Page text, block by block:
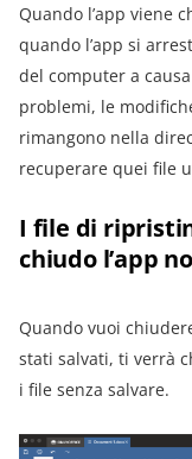
Quando l’app viene
quando l’app si
del computer a
problemi, le
rimangono nella
recuperare quei file
I file di
chiudo l’app
Quando vuoi
stati salvati, ti verrà
i file senza salvare.